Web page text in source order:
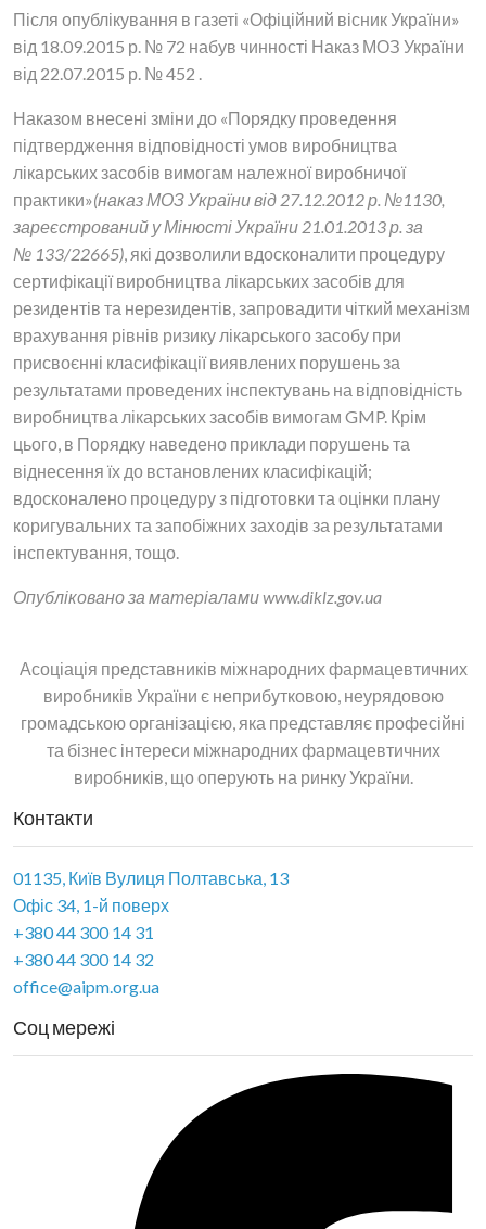
Після опублікування в газеті «Офіційний вісник України»
від 18.09.2015 р. № 72 набув чинності Наказ МОЗ України
від 22.07.2015 р. № 452 .
Наказом внесені зміни до «Порядку проведення
підтвердження відповідності умов виробництва
лікарських засобів вимогам належної виробничої
практики»(наказ МОЗ України від 27.12.2012 р. №1130,
зареєстрований у Мінюсті України 21.01.2013 р. за
№ 133/22665), які дозволили вдосконалити процедуру
сертифікації виробництва лікарських засобів для
резидентів та нерезидентів, запровадити чіткий механізм
врахування рівнів ризику лікарського засобу при
присвоєнні класифікації виявлених порушень за
результатами проведених інспектувань на відповідність
виробництва лікарських засобів вимогам GMP. Крім
цього, в Порядку наведено приклади порушень та
віднесення їх до встановлених класифікацій;
вдосконалено процедуру з підготовки та оцінки плану
коригувальних та запобіжних заходів за результатами
інспектування, тощо.
Опубліковано за матеріалами www.diklz.gov.ua
Асоціація представників міжнародних фармацевтичних
виробників України є неприбутковою, неурядовою
громадською організацією, яка представляє професійні
та бізнес інтереси міжнародних фармацевтичних
виробників, що оперують на ринку України.
Контакти
01135, Київ Вулиця Полтавська, 13
Офіс 34, 1-й поверх
+380 44 300 14 31
+380 44 300 14 32
office@aipm.org.ua
Соц мережі